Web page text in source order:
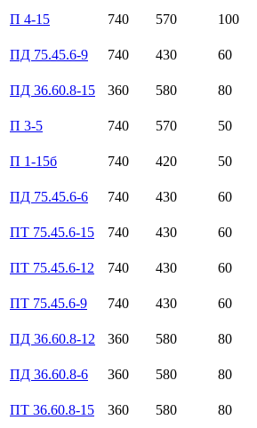
П 4-15
740 570 100
ПД 75.45.6-9
740 430 60
ПД 36.60.8-15
360 580 80
П 3-5
740 570 50
П 1-15б
740 420 50
ПД 75.45.6-6
740 430 60
ПТ 75.45.6-15
740 430 60
ПТ 75.45.6-12
740 430 60
ПТ 75.45.6-9
740 430 60
ПД 36.60.8-12
360 580 80
ПД 36.60.8-6
360 580 80
ПТ 36.60.8-15
360 580 80